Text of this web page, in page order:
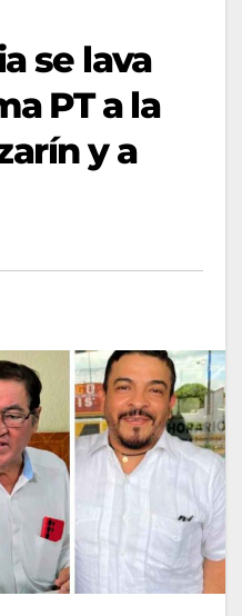
se lava
PT a la
y a